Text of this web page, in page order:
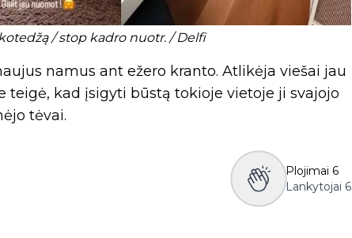
/ stop kadro nuotr. / Delfi
namus ant ežero kranto. Atlikėja viešai jau
teigė, kad įsigyti būstą tokioje vietoje ji svajojo
tėvai.
Plojimai 6
Lankytojai 6